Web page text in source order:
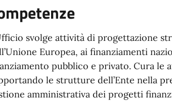
svolge attività di progettazione
Europea, ai finanziamenti
pubblico e privato. Cura le
le strutture dell’Ente nella
amministrativa dei progetti